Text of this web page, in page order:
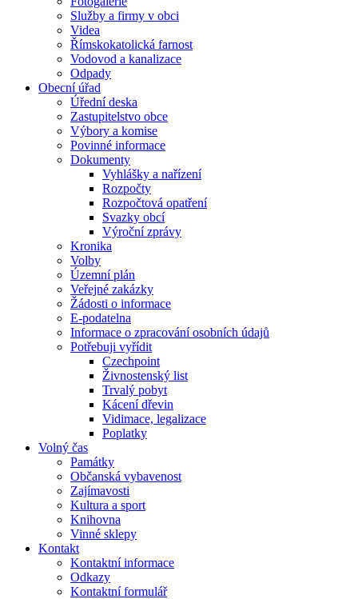
Služby a firmy v obci
Videa
Římskokatolická farnost
Vodovod a kanalizace
Odpady
Obecní úřad
Úřední deska
Zastupitelstvo obce
Výbory a komise
Povinné informace
Dokumenty
Vyhlášky a nařízení
Rozpočty
Rozpočtová opatření
Svazky obcí
Výroční zprávy
Kronika
Volby
Územní plán
Veřejné zakázky
Žádosti o informace
E-podatelna
Informace o zpracování osobních údajů
Potřebuji vyřídit
Czechpoint
Živnostenský list
Trvalý pobyt
Kácení dřevin
Vidimace, legalizace
Poplatky
Volný čas
Památky
Občanská vybavenost
Zajímavosti
Kultura a sport
Knihovna
Vinné sklepy
Kontakt
Kontaktní informace
Odkazy
Kontaktní formulář